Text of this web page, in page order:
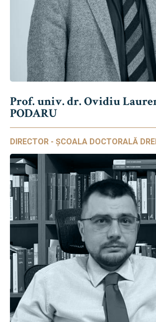
Prof. univ. dr. Ovidiu
PODARU
DIRECTOR - ȘCOALA DOCTORALĂ